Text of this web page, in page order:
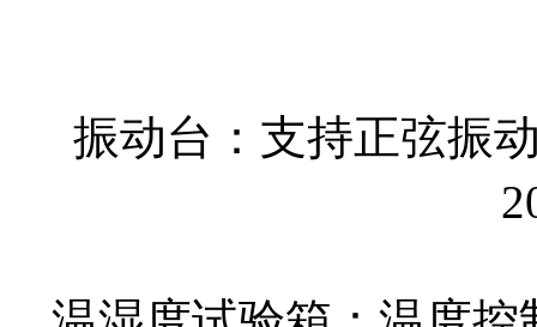
振动台：支持正弦振